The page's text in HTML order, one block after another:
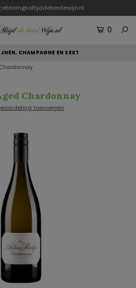
0
CHAMPAGNE EN SEKT
Chardonnay
toevoegen